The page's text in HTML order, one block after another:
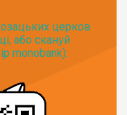
церков
або скануй
monobank):